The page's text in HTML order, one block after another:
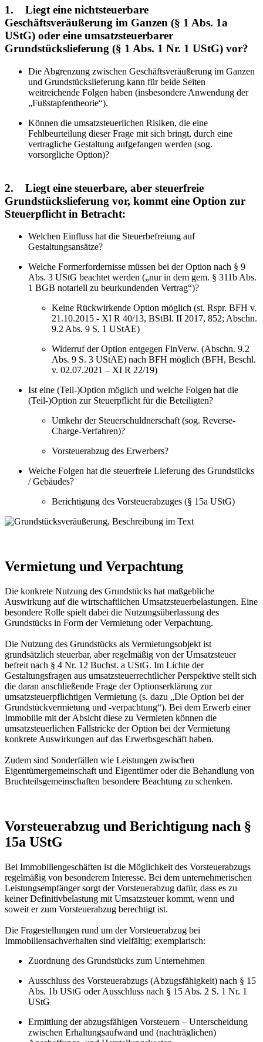
1. Liegt eine nichtsteuerbare
Geschäftsveräußerung im Ganzen (§ 1 Abs. 1a
UStG) oder eine umsatzsteuerbarer
Grundstückslieferung (§ 1 Abs. 1 Nr. 1 UStG) vor?
Die Abgrenzung zwischen Geschäftsveräußerung im Ganzen
und Grundstückslieferung kann für beide Seiten
weitreichende Folgen haben (insbesondere Anwendung der
„Fußstapfentheorie“).
Können die umsatzsteuerlichen Risiken, die eine
Fehlbeurteilung dieser Frage mit sich bringt, durch eine
vertragliche Gestaltung aufgefangen werden (sog.
vorsorgliche Option)?
2. Liegt eine steuerbare, aber steuerfreie
Grundstückslieferung vor, kommt eine Option zur
Steuerpflicht in Betracht:
Welchen Einfluss hat die Steuerbefreiung auf
Gestaltungsansätze?
Welche Formerfordernisse müssen bei der Option nach § 9
Abs. 3 UStG beachtet werden („nur in dem gem. § 311b Abs.
1 BGB notariell zu beurkundenden Vertrag“)?
Keine Rückwirkende Option möglich (st. Rspr. BFH v.
21.10.2015 - XI R 40/13, BStBl. II 2017, 852; Abschn.
9.2 Abs. 9 S. 1 UStAE)
Widerruf der Option entgegen FinVerw. (Abschn. 9.2
Abs. 9 S. 3 UStAE) nach BFH möglich (BFH, Beschl.
v. 02.07.2021 – XI R 22/19)
Ist eine (Teil-)Option möglich und welche Folgen hat die
(Teil-)Option zur Steuerpflicht für die Beteiligten?
Umkehr der Steuerschuldnerschaft (sog. Reverse-
Charge-Verfahren)?
Vorsteuerabzug des Erwerbers?
Welche Folgen hat die steuerfreie Lieferung des Grundstücks
/ Gebäudes?
Berichtigung des Vorsteuerabzuges (§ 15a UStG)
Vermietung und Verpachtung
Die konkrete Nutzung des Grundstücks hat maßgebliche
Auswirkung auf die wirtschaftlichen Umsatzsteuerbelastungen. Eine
besondere Rolle spielt dabei die Nutzungsüberlassung des
Grundstücks in Form der Vermietung oder Verpachtung.
Die Nutzung des Grundstücks als Vermietungsobjekt ist
grundsätzlich steuerbar, aber regelmäßig von der Umsatzsteuer
befreit nach § 4 Nr. 12 Buchst. a UStG. Im Lichte der
Gestaltungsfragen aus umsatzsteuerrechtlicher Perspektive stellt sich
die daran anschließende Frage der Optionserklärung zur
umsatzsteuerpflichtigen Vermietung (s. dazu „Die Option bei der
Grundstückvermietung und -verpachtung“). Bei dem Erwerb einer
Immobilie mit der Absicht diese zu Vermieten können die
umsatzsteuerlichen Fallstricke der Option bei der Vermietung
konkrete Auswirkungen auf das Erwerbsgeschäft haben.
Zudem sind Sonderfällen wie Leistungen zwischen
Eigentümergemeinschaft und Eigentümer oder die Behandlung von
Bruchteilsgemeinschaften besondere Beachtung zu schenken.
Vorsteuerabzug und Berichtigung nach §
15a UStG
Bei Immobiliengeschäften ist die Möglichkeit des Vorsteuerabzugs
regelmäßig von besonderem Interesse. Bei dem unternehmerischen
Leistungsempfänger sorgt der Vorsteuerabzug dafür, dass es zu
keiner Definitivbelastung mit Umsatzsteuer kommt, wenn und
soweit er zum Vorsteuerabzug berechtigt ist.
Die Fragestellungen rund um der Vorsteuerabzug bei
Immobiliensachverhalten sind vielfältig; exemplarisch:
Zuordnung des Grundstücks zum Unternehmen
Ausschluss des Vorsteuerabzugs (Abzugsfähigkeit) nach § 15
Abs. 1b UStG oder Ausschluss nach § 15 Abs. 2 S. 1 Nr. 1
UStG
Ermittlung der abzugsfähigen Vorsteuern – Unterscheidung
zwischen Erhaltungsaufwand und (nachträglichen)